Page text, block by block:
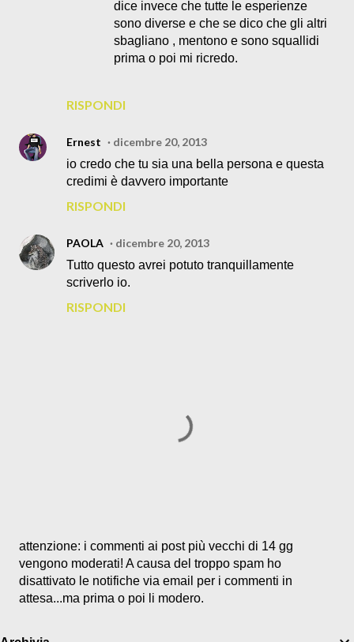
RISPONDI
dice invece che tutte le esperienze
sono diverse e che se dico che gli altri
sbagliano , mentono e sono squallidi
prima o poi mi ricredo.
Ernest
dicembre 20, 2013
io credo che tu sia una bella persona e questa
credimi è davvero importante
RISPONDI
PAOLA
dicembre 20, 2013
Tutto questo avrei potuto tranquillamente
scriverlo io.
RISPONDI
P
o
s
t
attenzione: i commenti ai post più vecchi di 14 gg
vengono moderati! A causa del troppo spam ho
disattivato le notifiche via email per i commenti in
attesa...ma prima o poi li modero.